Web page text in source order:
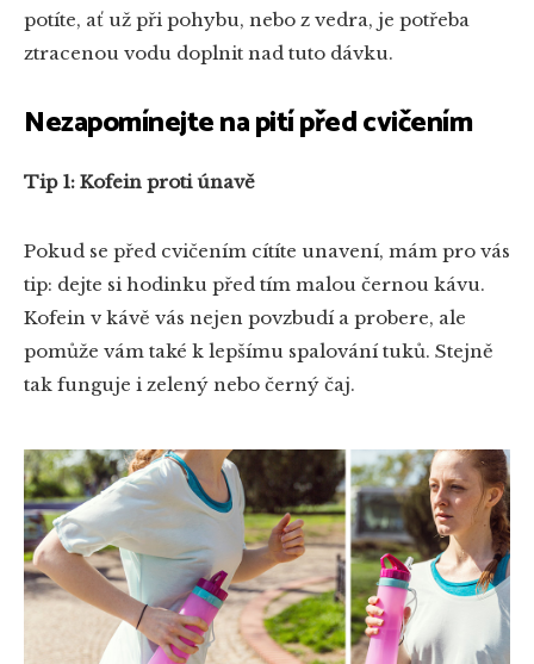
potíte, ať už při pohybu, nebo z vedra, je potřeba
ztracenou vodu doplnit nad tuto dávku.
Nezapomínejte na pití před cvičením
Tip 1: Kofein proti únavě
Pokud se před cvičením cítíte unavení, mám pro vás
tip: dejte si hodinku před tím malou černou kávu.
Kofein v kávě vás nejen povzbudí a probere, ale
pomůže vám také k lepšímu spalování tuků. Stejně
tak funguje i zelený nebo černý čaj.